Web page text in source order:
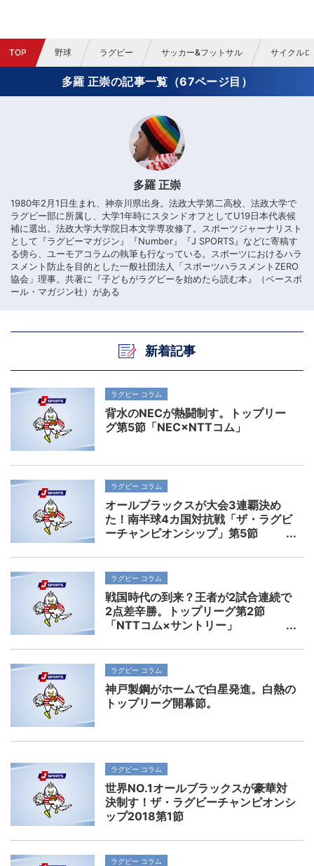
TOP 野球 ラグビー サッカー&フットサル サイクル
多羅 正崇の記事一覧（67ページ目）
多羅 正崇
1980年2月1日生まれ、神奈川県出身。法政大学第二高校、法政大学で
ラグビー部に所属し、大学1年時にスタンドオフとしてU19日本代表候
補に選出。法政大学大学院日本文学専攻修了。スポーツジャーナリスト
として『ラグビーマガジン』『Number』『J SPORTS』などに寄稿す
る傍ら、ユーモアコラムの執筆も行なっている。スポーツにおけるハラ
スメント防止を目的とした一般社団法人「スポーツハラスメントZERO
協会」理事。共著に『子どもがラグビーを始めたら読む本』（ベースボ
ール・マガジン社）がある
新着記事
ラグビー コラム
背水のNECが熱闘制す。トップリー
グ第5節「NEC×NTTコム」
ラグビー コラム
オールブラックスが大会3連覇決め
た！南半球4カ国対抗戦「ザ・ラグビ
ーチャンピオンシップ」第5節
ラグビー コラム
戦国時代の到来？王者が2試合連続で
2点差辛勝。トップリーグ第2節
「NTTコム×サントリー」
ラグビー コラム
神戸製鋼がホームで白星発進。白熱の
トップリーグ開幕節。
ラグビー コラム
世界NO.1オールブラックスが豪華対
決制す！ザ・ラグビーチャンピオンシ
ップ2018第1節
ラグビー コラム